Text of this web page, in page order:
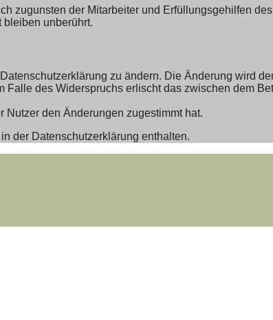
zugunsten der Mitarbeiter und Erfüllungsgehilfen
unberührt.
zu ändern. Die Änderung wird
des Widerspruchs erlischt das zwischen dem
den Änderungen zugestimmt hat.
der Datenschutzerklärung enthalten.